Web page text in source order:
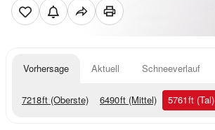
Vorhersage Aktuell Schneeverlauf
7218ft (Oberste) 6490ft (Mittel) 5761ft (Tal)